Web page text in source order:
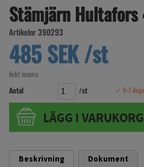
Stämjärn Hultafors
Artikelnr 390293
485 SEK /st
Inkl moms
Antal
/st ✓ 5-7
Beskrivning
Dokument